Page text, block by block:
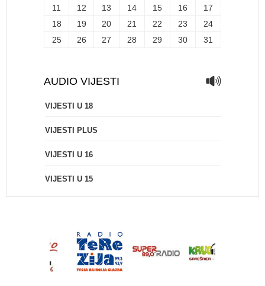
11
12 13 14 15 16
17
18
19 20 21 22 23
24
25
26 27 28 29 30 31
AUDIO VIJESTI
VIJESTI U 18
VIJESTI PLUS
VIJESTI U 16
VIJESTI U 15